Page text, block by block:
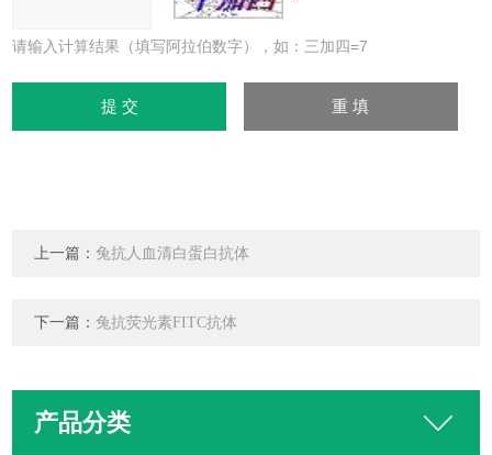
请输入计算结果（填写阿拉伯数字），如：三加四=7
上一篇：兔抗人血清白蛋白抗体
下一篇：兔抗荧光素FITC抗体
产品分类